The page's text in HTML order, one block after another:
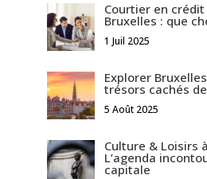
Courtier en
Bruxelles : que
1 Juil 2025
Explorer
trésors cachés
5 Août 2025
Culture & Loisirs
L’agenda
capitale